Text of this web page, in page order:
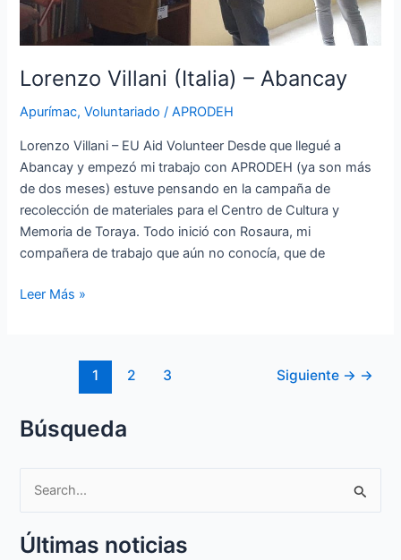
Lorenzo Villani (Italia) – Abancay
Apurímac,Voluntariado /APRODEH
Lorenzo Villani – EU Aid Volunteer Desde que llegué a
Abancay y empezó mi trabajo con APRODEH (ya son más
de dos meses) estuve pensando en la campaña de
recolección de materiales para el Centro de Cultura y
Memoria de Toraya. Todo inició con Rosaura, mi
compañera de trabajo que aún no conocía, que de
Leer Más »
1 2 3 Siguiente → →
Búsqueda
a
Últimas noticias